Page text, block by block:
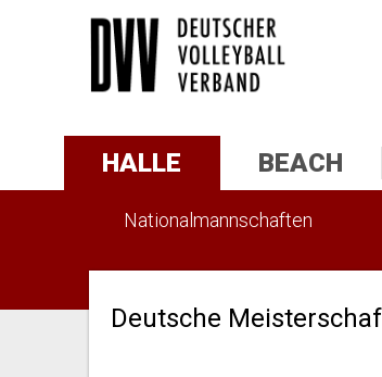
HALLE
Nationalmannschaften
BEACH
Deutsche